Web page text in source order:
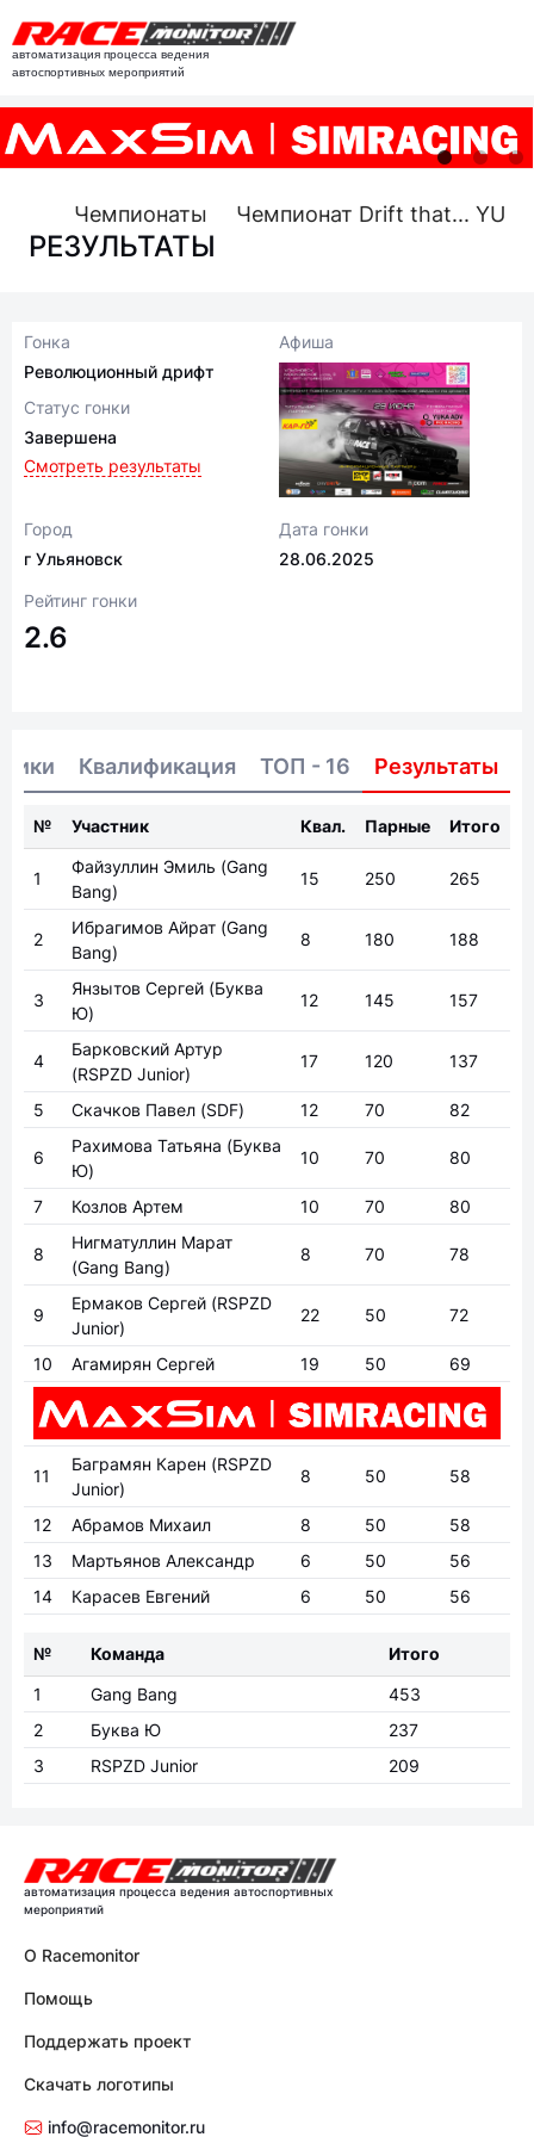
автоматизация процесса ведения
автоспортивных мероприятий
Чемпионаты Чемпионат Drift that...
РЕЗУЛЬТАТЫ
Гонка
Революционный дрифт
Статус гонки
Завершена
Смотреть результаты
Афиша
Город
г Ульяновск
Дата гонки
28.06.2025
Рейтинг гонки
2.6
Квалификация ТОП - 16 Результаты
№ Участник Квал. Парные Итого
1
Файзуллин Эмиль (Gang
Bang)
15 250 265
2
Ибрагимов Айрат (Gang
Bang)
8 180 188
3
Янзытов Сергей (Буква
Ю)
12 145 157
4
Барковский Артур
(RSPZD Junior)
17 120 137
5 Скачков Павел (SDF) 12 70 82
6
Рахимова Татьяна (Буква
Ю)
10 70 80
7 Козлов Артем 10 70 80
8
Нигматуллин Марат
(Gang Bang)
8 70 78
9
Ермаков Сергей (RSPZD
Junior)
22 50 72
10 Агамирян Сергей 19 50 69
11
Баграмян Карен (RSPZD
Junior)
8 50 58
12 Абрамов Михаил 8 50
58
13
Мартьянов Александр 6 50
56
14
Карасев Евгений 6 50 56
№ Команда
Итого
1
Gang Bang
453
2
Буква Ю
237
3
RSPZD Junior 209
автоматизация процесса ведения автоспортивных
мероприятий
О Racemonitor
Помощь
Поддержать проект
Скачать логотипы
info@racemonitor.ru